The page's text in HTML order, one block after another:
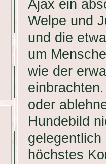
Ajax ein
Welpe und
und die
um
wie der
oder
Hundebild
höchstes